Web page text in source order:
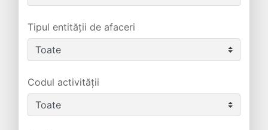
Tipul entității de afaceri
Codul activității